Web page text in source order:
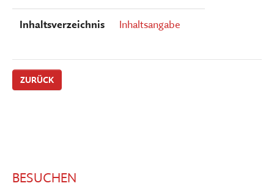
Inhaltsverzeichnis Inhaltsangabe
ZURÜCK
BESUCHEN